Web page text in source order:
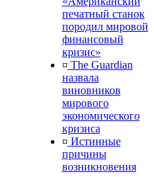
печатный станок
породил мировой
финансовый
кризис»
¤ The Guardian
назвала
виновников
мирового
экономического
кризиса
¤ Истинные
причины
возникновения